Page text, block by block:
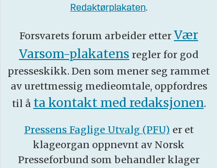
Redaktørplakaten.
Forsvarets forum arbeider etter Vær
Varsom-plakatens regler for god
presseskikk. Den som mener seg rammet
av urettmessig medieomtale, oppfordres
til å ta kontakt med redaksjonen.
Pressens Faglige Utvalg (PFU) er et
klageorgan oppnevnt av Norsk
Presseforbund som behandler klager